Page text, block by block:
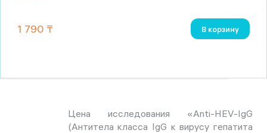
1 790 ₸ В корзину
Цена исследования «Anti-HEV-IgG
(Антитела класса IgG к вирусу гепатита